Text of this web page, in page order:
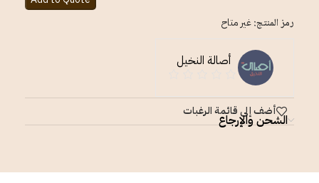
رمز المنتج:غير متاح
أصالة النخيل
أضف إلى قائمة الرغبات
الشحن والإرجاع